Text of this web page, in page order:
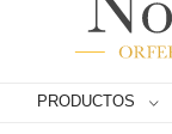
PRODUCTOS